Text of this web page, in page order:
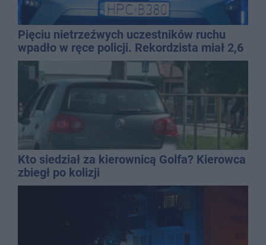
Pięciu nietrzeźwych uczestników ruchu
wpadło w ręce policji. Rekordzista miał 2,6
promila
Kto siedział za kierownicą Golfa? Kierowca
zbiegł po kolizji